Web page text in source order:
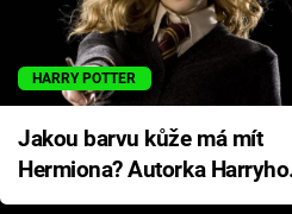
HARRY POTTER
Jakou barvu kůže má mít
Hermiona? Autorka Harryho
Pottera přišla s ráznou